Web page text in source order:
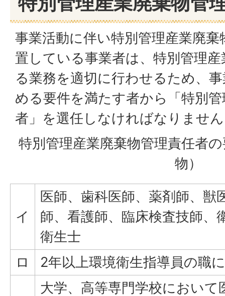
事業活動に伴い特別管理産業廃
置している事業者は、特別管理
る業務を適切に行わせるため、
める要件を満たす者から「特別
者」を選任しなければなりませ
特別管理産業廃棄物管理責任者
物）
イ
医師、歯科医師、薬剤師、獣
師、看護師、臨床検査技師、
衛生士
ロ
2年以上環境衛生指導員の職
大学、高等専門学校において